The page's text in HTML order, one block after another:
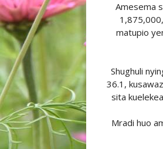
Amesema
matupio
Shughuli
36.1,
sita
Mradi huo